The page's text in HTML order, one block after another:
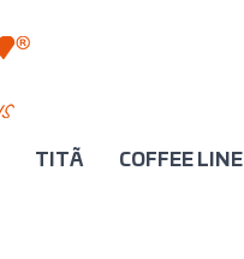
TITÃ COFFEE LINE